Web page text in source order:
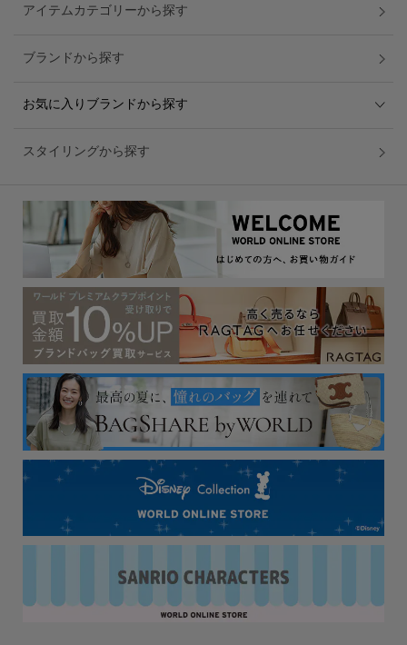
アイテムカテゴリーから探す
ブランドから探す
お気に入りブランドから探す
スタイリングから探す